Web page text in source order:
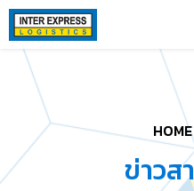
Paste this code as high in the
ข่าวส